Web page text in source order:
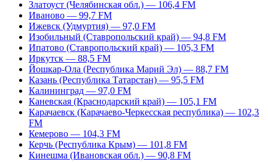
Златоуст (Челябинская обл.) — 106,4 FM
Иваново — 99,7 FM
Ижевск (Удмуртия) — 97,0 FM
Изобильный (Ставропольский край) — 94,8 FM
Ипатово (Ставропольский край) — 105,3 FM
Иркутск — 88,5 FM
Йошкар-Ола (Республика Марий Эл) — 88,7 FM
Казань (Республика Татарстан) — 95,5 FM
Калининград — 97,0 FM
Каневская (Краснодарский край) — 105,1 FM
Карачаевск (Карачаево-Черкесская республика) — 102,3
FM
Кемерово — 104,3 FM
Керчь (Республика Крым) — 101,8 FM
Кинешма (Ивановская обл.) — 90,8 FM